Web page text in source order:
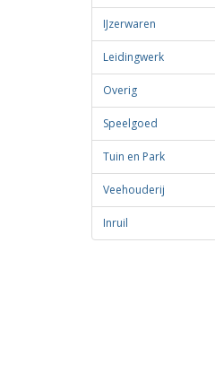
IJzerwaren
Leidingwerk
Overig
Speelgoed
Tuin en Park
Veehouderij
Inruil